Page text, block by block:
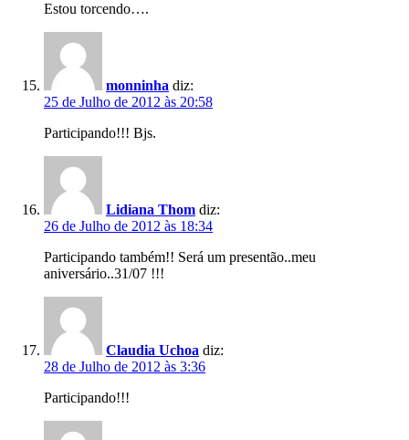
Estou torcendo….
monninha diz:
25 de Julho de 2012 às 20:58
Participando!!! Bjs.
Lidiana Thom diz:
26 de Julho de 2012 às 18:34
Participando também!! Será um presentão..meu
aniversário..31/07 !!!
Claudia Uchoa diz:
28 de Julho de 2012 às 3:36
Participando!!!